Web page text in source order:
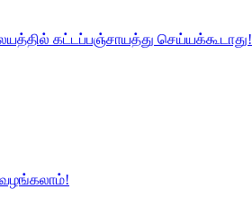
கட்டப்பஞ்சாயத்து செய்யக்கூடாது!
வழங்கலாம்!